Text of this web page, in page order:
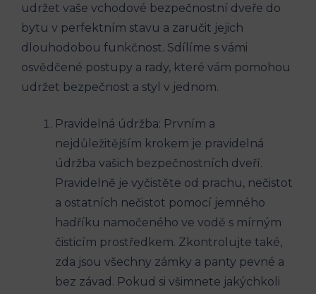
udržet vaše vchodové bezpečnostní dveře do
bytu v perfektním stavu a zaručit jejich
dlouhodobou funkčnost. Sdílíme s vámi
osvědčené postupy a rady, které vám pomohou
udržet bezpečnost a styl v jednom.
Pravidelná údržba: Prvním a
nejdůležitějším krokem je pravidelná
údržba vašich bezpečnostních dveří.
Pravidelně je vyčistěte od prachu, nečistot
a ostatních nečistot pomocí jemného
hadříku namočeného ve vodě s mírným
čisticím prostředkem. Zkontrolujte také,
zda jsou všechny zámky a panty pevné a
bez závad. Pokud si všimnete jakýchkoli